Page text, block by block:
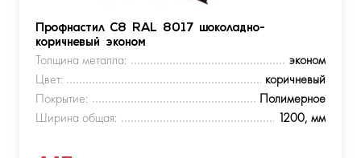
Профнастил С8 RAL 8017 шоколадно-
коричневый эконом
Толщина металла:
эконом
Цвет:
коричневый
Покрытие:
Полимерное
Ширина общая:
1200, мм